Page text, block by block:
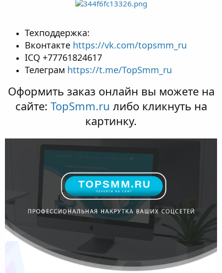
Техподдержка:
Вконтакте https://vk.com/topsmm_ru
ICQ +77761824617
Телеграм https://t.me/TopSmm_ru
Оформить заказ онлайн вы можете на
сайте: TopSmm.ru либо кликнуть на
картинку.